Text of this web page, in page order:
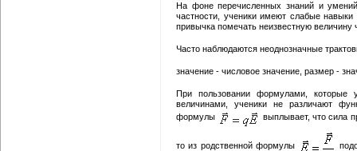
На фоне перечисленных знаний и
частности, ученики имеют слабые
привычка помечать неизвестную величину
Часто наблюдаются неоднозначные
значение - числовое значение, размер -
При пользовании формулами, которые
величинами, ученики не различают
формулы
выплывает, что сила
то из родственной формулы